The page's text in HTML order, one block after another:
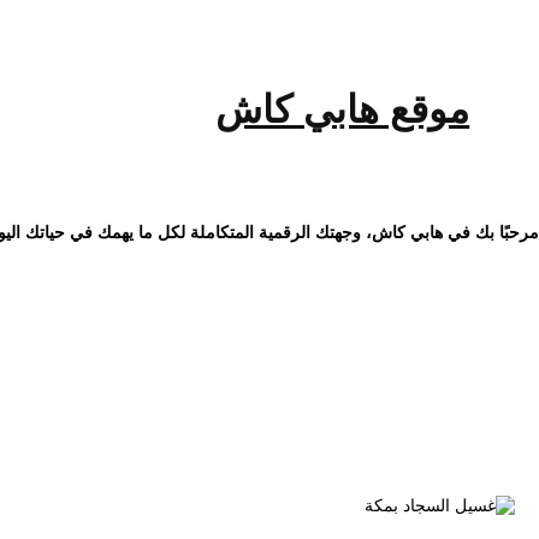
موقع هابي كاش
مرحبًا بك في هابي كاش، وجهتك الرقمية المتكاملة لكل ما يهمك في حياتك